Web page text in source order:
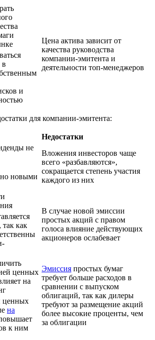
Цена актива зависит от
качества руководства
компании-эмитента и
деятельности топ-менеджеров
в
и
для компании-эмитента:
Недостатки
не
Вложения инвесторов чаще
всего «разбавляются»,
сокращается степень участия
каждого из них
новыми
В случае новой эмиссии
простых акций с правом
голоса влияние действующих
акционеров ослабевает
так как
ценных
на
Эмиссия простых бумаг
требует больше расходов в
сравнении с выпуском
облигаций, так как дилеры
требуют за размещение акций
более высокие проценты, чем
за облигации
ценных
на
к ним